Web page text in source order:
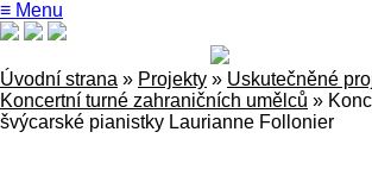
≡ Menu
Úvodní strana » Projekty » Uskutečněné
Koncertní turné zahraničních umělců »
švýcarské pianistky Laurianne Follonier